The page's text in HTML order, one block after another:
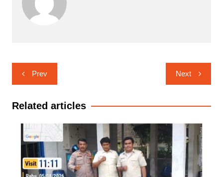
Navigasi
pos
Prev Next
Related articles